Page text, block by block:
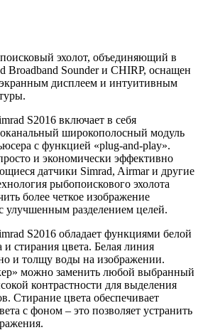
эхолот, объединяющий в
Broadband Sounder и CHIRP, оснащен
дисплеем и интуитивным
S2016 включает в себя
широкополосный модуль
с функцией «plug-and-play».
и экономически эффективно
датчики Simrad, Airmar и другие
рыбопоискового эхолота
более четкое изображение
улучшенным разделением целей.
S2016 обладает функциями белой
стирания цвета. Белая линия
и толщу воды на изображении.
можно заменить любой выбранный
контрастности для выделения
Стирание цвета обеспечивает
с фоном – это позволяет устранить